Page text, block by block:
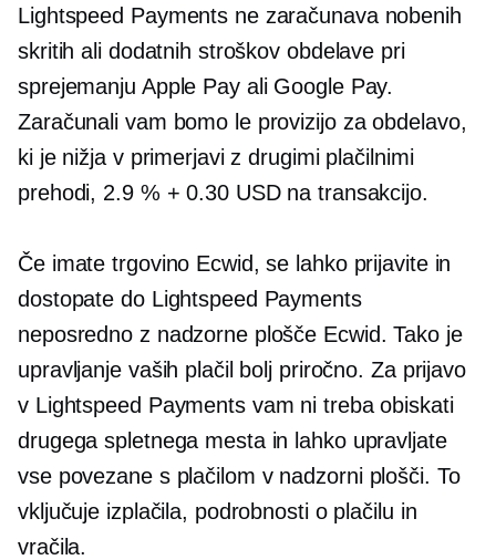
Lightspeed Payments ne zaračunava nobenih
skritih ali dodatnih stroškov obdelave pri
sprejemanju Apple Pay ali Google Pay.
Zaračunali vam bomo le provizijo za obdelavo,
ki je nižja v primerjavi z drugimi plačilnimi
prehodi, 2.9 % + 0.30 USD na transakcijo.
Če imate trgovino Ecwid, se lahko prijavite in
dostopate do Lightspeed Payments
neposredno z nadzorne plošče Ecwid. Tako je
upravljanje vaših plačil bolj priročno. Za prijavo
v Lightspeed Payments vam ni treba obiskati
drugega spletnega mesta in lahko upravljate
vse povezane s plačilom v nadzorni plošči. To
vključuje izplačila, podrobnosti o plačilu in
vračila.